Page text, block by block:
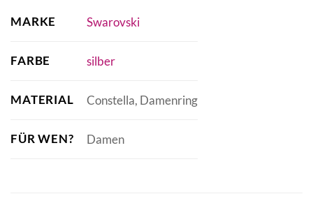
MARKE Swarovski
FARBE silber
MATERIAL Constella, Damenring
FÜR WEN? Damen